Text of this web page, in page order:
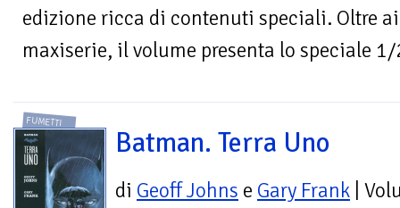
edizione ricca di contenuti speciali. Oltre
maxiserie, il volume presenta lo speciale
FUMETTI
Batman. Terra Uno
di Geoff Johns e Gary Frank |